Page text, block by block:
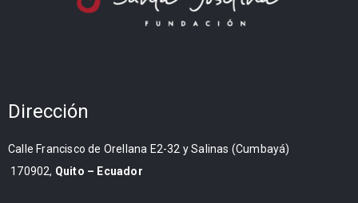
Dirección
Calle Francisco de Orellana E2-32 y Salinas (Cumbayá)
170902, Quito – Ecuador